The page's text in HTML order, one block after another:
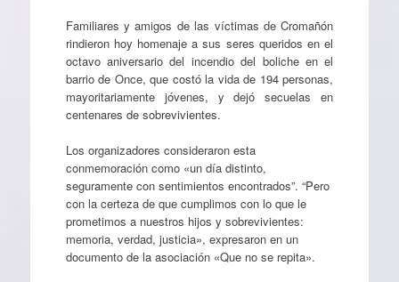
Familiares y amigos de las víctimas de Cromañón
rindieron hoy homenaje a sus seres queridos en el
octavo aniversario del incendio del boliche en el
barrio de Once, que costó la vida de 194 personas,
mayoritariamente jóvenes, y dejó secuelas en
centenares de sobrevivientes.
Los organizadores consideraron esta
conmemoración como «un día distinto,
seguramente con sentimientos encontrados”. “Pero
con la certeza de que cumplimos con lo que le
prometimos a nuestros hijos y sobrevivientes:
memoria, verdad, justicia», expresaron en un
documento de la asociación «Que no se repita».